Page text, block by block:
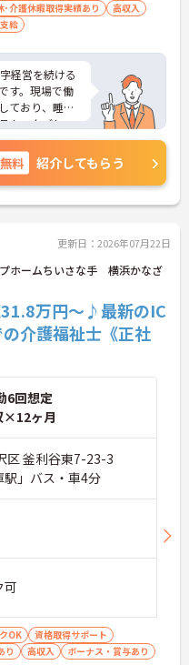
･介護休暇取得実績あり
高収入
給
経営を続ける
す。現場で働
ており、睡眠
ム、タブレッ
積極的に導入
事務作業の
っくり向き合
ます。介護福
の給与体系が
です。さら
アの研修な
れる教育体制
かりと安定
なキャリアア
身の負担を軽
テムを導入し
短縮され余裕
活用して介護
す】
メント研修を
す
福祉士とし
ておりワーク
ます
無料 紹介してもらう
更新日：2026年07月22日
ホームちいさな手 横浜かなざ
31.8万円～♪最新のIC
介護福祉士《正社
6回想定
×12ヶ月
区 釜利谷東7-23-3
」バス・車4分
可
OK
資格取得サポート
り 高収入
ボーナス・賞与あり